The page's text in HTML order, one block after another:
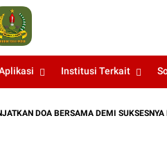
Institusi Terkait
BERSAMA DEMI SUKSESNYA LATIHAN